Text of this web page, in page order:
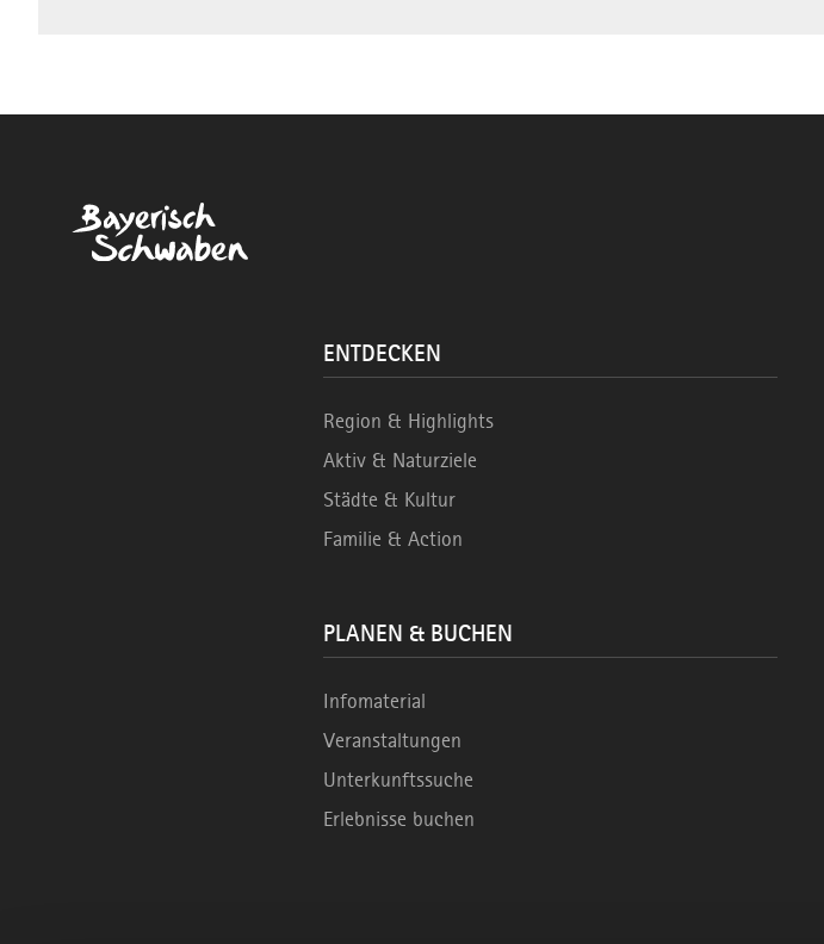
ENTDECKEN
Region & Highlights
Aktiv & Naturziele
Städte & Kultur
Familie & Action
PLANEN & BUCHEN
Infomaterial
Veranstaltungen
Unterkunftssuche
Erlebnisse buchen